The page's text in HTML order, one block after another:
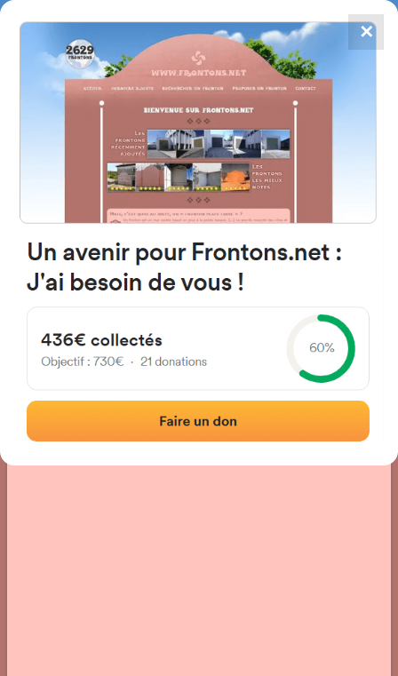
FRONTONS.NET
RECHERCHER UN FRONTON
PROPOSER UN FRONTON
4867
frontons
64560 Licq-Athérey, France
Photos Commentaires et avis
✕